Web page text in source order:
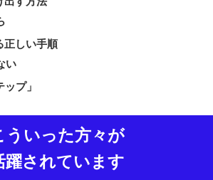
しい手順
い
プ」
ういった方々が
躍されています